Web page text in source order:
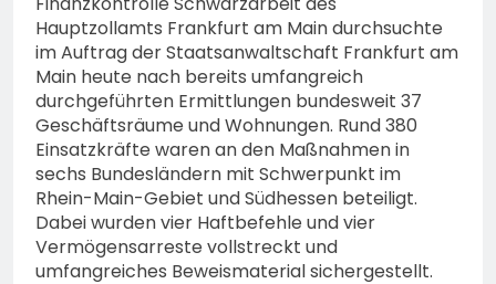
bestohlen: Zeugen
gesucht!; Mercedes
angedotzt: Hinweise
erbeten und Wer hat den
Fahrraddieb gesehen?
5. August 2026
Hauptzollamts Frankfurt am Main durchsuchte
im Auftrag der Staatsanwaltschaft Frankfurt am
Main heute nach bereits umfangreich
durchgeführten Ermittlungen bundesweit 37
Geschäftsräume und Wohnungen. Rund 380
Einsatzkräfte waren an den Maßnahmen in
sechs Bundesländern mit Schwerpunkt im
Rhein-Main-Gebiet und Südhessen beteiligt.
Dabei wurden vier Haftbefehle und vier
Vermögensarreste vollstreckt und
umfangreiches Beweismaterial sichergestellt.